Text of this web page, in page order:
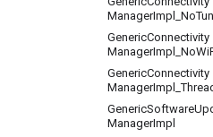
ManagerImpl No
GenericConnectivity
ManagerImpl NoWi
GenericConnectivity
ManagerImpl _
GenericSoftware
ManagerImpl